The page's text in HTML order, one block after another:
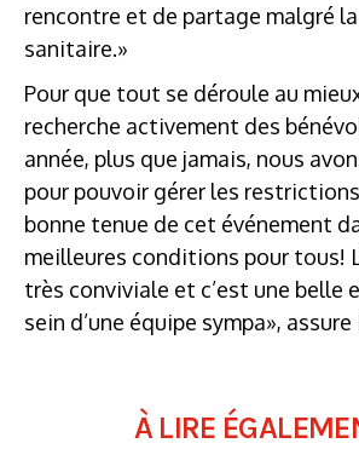
rencontre et de partage malgré
sanitaire.»
Pour que tout se déroule au
recherche activement des
année, plus que jamais, nous
pour pouvoir gérer les
bonne tenue de cet événement
meilleures conditions pour tous!
très conviviale et c’est une belle
sein d’une équipe sympa»,
À LIRE